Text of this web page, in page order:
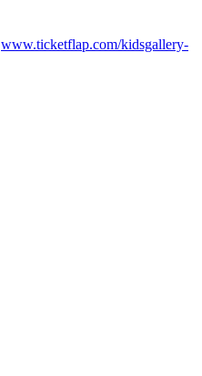
www.ticketflap.com/kidsgallery-